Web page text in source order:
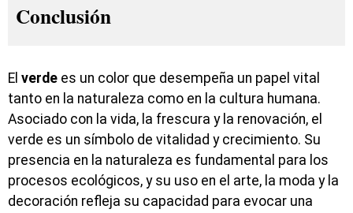
Conclusión
El verde es un color que desempeña un papel vital
tanto en la naturaleza como en la cultura humana.
Asociado con la vida, la frescura y la renovación, el
verde es un símbolo de vitalidad y crecimiento. Su
presencia en la naturaleza es fundamental para los
procesos ecológicos, y su uso en el arte, la moda y la
decoración refleja su capacidad para evocar una